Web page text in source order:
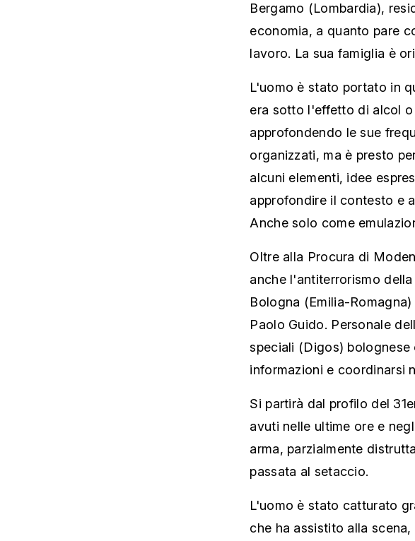
Bergamo (Lombardia),
economia, a quanto pare
lavoro. La sua famiglia è
L'uomo è stato portato in
era sotto l'effetto di alcol
approfondendo le sue
organizzati, ma è presto
alcuni elementi, idee
approfondire il contesto e
Anche solo come
Oltre alla Procura di
anche l'antiterrorismo
Bologna (Emilia-
Paolo Guido. Personale
speciali (Digos)
informazioni e coordinarsi
Si partirà dal profilo del
avuti nelle ultime ore e
arma, parzialmente
passata al setaccio.
L'uomo è stato catturato
che ha assistito alla